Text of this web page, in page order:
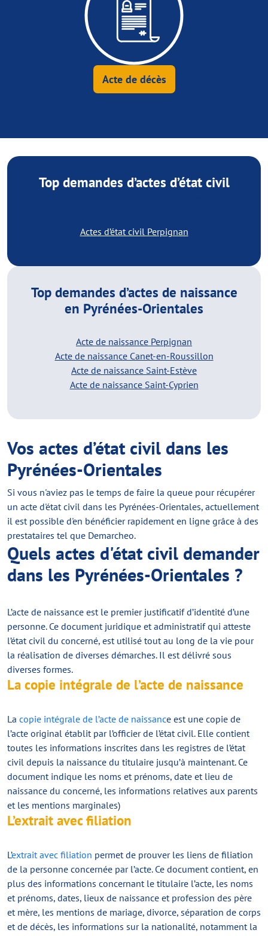
Acte de décès
Top demandes d’actes d’état civil
Actes d’état civil Perpignan
Top demandes d’actes de naissance
en Pyrénées-Orientales
Acte de naissance Perpignan
Acte de naissance Canet-en-Roussillon
Acte de naissance Saint-Estève
Acte de naissance Saint-Cyprien
Vos actes d’état civil dans les
Pyrénées-Orientales
Si vous n'aviez pas le temps de faire la queue pour récupérer
un acte d'état civil dans les Pyrénées-Orientales, actuellement
il est possible d'en bénéficier rapidement en ligne grâce à des
prestataires tel que Demarcheo.
Quels actes d'état civil demander
dans les Pyrénées-Orientales ?
L’acte de naissance est le premier justificatif d’identité d’une
personne. Ce document juridique et administratif qui atteste
l’état civil du concerné, est utilisé tout au long de la vie pour
la réalisation de diverses démarches. Il est délivré sous
diverses formes.
La copie intégrale de l’acte de naissance
La copie intégrale de l’acte de naissance est une copie de
l’acte original établit par l’officier de l’état civil. Elle contient
toutes les informations inscrites dans les registres de l’état
civil depuis la naissance du titulaire jusqu’à maintenant. Ce
document indique les noms et prénoms, date et lieu de
naissance du concerné, les informations relatives aux parents
et les mentions marginales)
L’extrait avec filiation
L’extrait avec filiation permet de prouver les liens de filiation
de la personne concernée par l’acte. Ce document contient, en
plus des informations concernant le titulaire l’acte, les noms
et prénoms, dates, lieux de naissance et profession des père
et mère, les mentions de mariage, divorce, séparation de corps
et de décès, les informations sur la nationalité, notamment la